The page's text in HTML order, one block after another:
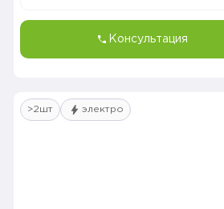
Консультация
>2шт электро